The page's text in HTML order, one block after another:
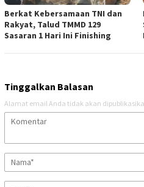
Berkat Kebersamaan TNI dan
Rakyat, Talud TMMD 129
Sasaran 1 Hari Ini Finishing
Tinggalkan Balasan
Alamat email Anda tidak akan